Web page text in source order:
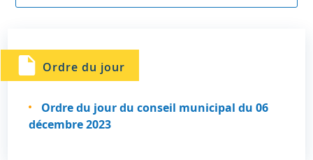
Ordre du jour
Ordre du jour du conseil municipal du 06
décembre 2023